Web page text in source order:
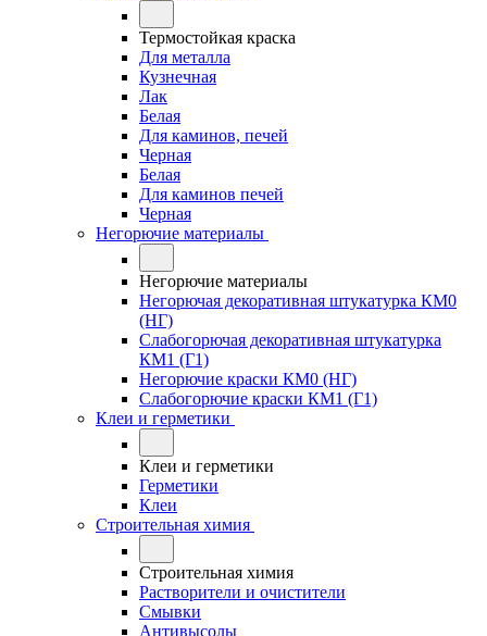
Термостойкая краска
Для металла
Кузнечная
Лак
Белая
Для каминов, печей
Черная
Белая
Для каминов печей
Черная
Негорючие материалы
Негорючие материалы
Негорючая декоративная штукатурка КМ0
(НГ)
Слабогорючая декоративная штукатурка
КМ1 (Г1)
Негорючие краски КМ0 (НГ)
Слабогорючие краски КМ1 (Г1)
Клеи и герметики
Клеи и герметики
Герметики
Клеи
Строительная химия
Строительная химия
Растворители и очистители
Смывки
Антивысолы